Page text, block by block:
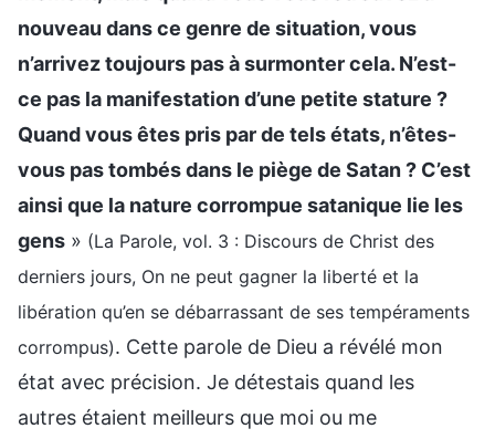
nouveau dans ce genre de situation, vous
n’arrivez toujours pas à surmonter cela. N’est-
ce pas la manifestation d’une petite stature ?
Quand vous êtes pris par de tels états, n’êtes-
vous pas tombés dans le piège de Satan ? C’est
ainsi que la nature corrompue satanique lie les
gens » (La Parole, vol. 3 : Discours de Christ des
derniers jours, On ne peut gagner la liberté et la
libération qu’en se débarrassant de ses tempéraments
corrompus). Cette parole de Dieu a révélé mon
état avec précision. Je détestais quand les
autres étaient meilleurs que moi ou me